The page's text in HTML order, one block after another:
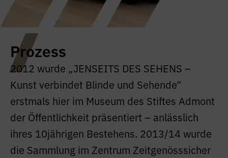
Prozess
2012 wurde „JENSEITS DES SEHENS –
Kunst verbindet Blinde und Sehende“
erstmals hier im Museum des Stiftes Admont
der Öffentlichkeit präsentiert – anlässlich
ihres 10jährigen Bestehens. 2013/14 wurde
die Sammlung im Zentrum Zeitgenösssicher